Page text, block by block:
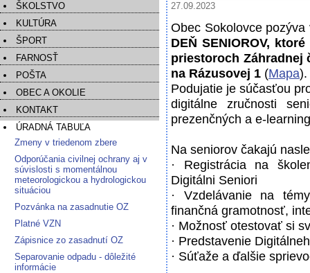
ŠKOLSTVO
KULTÚRA
ŠPORT
FARNOSŤ
POŠTA
OBEC A OKOLIE
KONTAKT
ÚRADNÁ TABUĽA
Zmeny v triedenom zbere
Odporúčania civilnej ochrany aj v
súvislosti s momentálnou
meteorologickou a hydrologickou
situáciou
Pozvánka na zasadnutie OZ
Platné VZN
Zápisnice zo zasadnutí OZ
Separovanie odpadu - dôležité
informácie
27.09.2023
Obec Sokolovce
DEŇ SENIOROV,
priestoroch Záhradnej
na Rázusovej 1 (Mapa).
Podujatie je súčasťou
digitálne zručnosti
prezenčných a e-
Na seniorov čakajú
· Registrácia na
Digitálni Seniori
· Vzdelávanie na
finančná gramotnosť,
· Možnosť otestovať si
· Predstavenie
· Súťaže a ďalšie